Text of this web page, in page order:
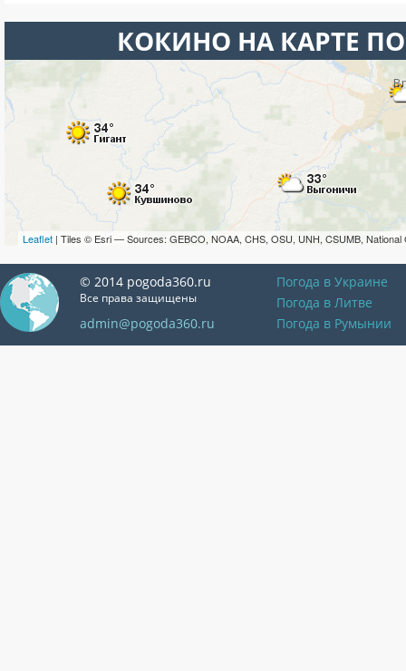
КОКИНО НА КАРТЕ
Leaflet | Tiles © Esri — Sources: GEBCO, NOAA, CHS, OSU, UNH, CSUMB, National
© 2014 pogoda360.ru
Все права защищены
admin@pogoda360.ru
Погода в Украине
Погода в Литве
Погода в Румынии